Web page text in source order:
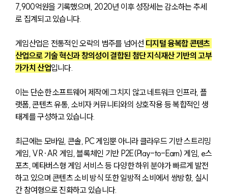
7,900억원을 기록했으며, 2020년 이후 성장세는 감소하는 추세
로 집계되고 있습니다.
게임산업은 전통적인 오락의 범주를 넘어선 디지털 융복합 콘텐츠
산업으로 기술 혁신과 창의성이 결합된 첨단 지식재산 기반의 고부
가가치 산업입니다.
이는 단순한 소프트웨어 제작에 그치지 않고 네트워크 인프라, 플
랫폼, 콘텐츠 유통, 소비자 커뮤니티와의 상호작용 등 복합적인 생
태계를 구성하고 있습니다.
최근에는 모바일, 콘솔, PC 게임뿐 아니라 클라우드 기반 스트리밍
게임, VR·AR 게임, 블록체인 기반 P2E(Play-to-Earn) 게임, e스
포츠, 메타버스형 게임 서비스 등 다양한 하위 분야가 빠르게 발전
하고 있으며 콘텐츠 소비 방식 또한 일방적 소비에서 쌍방향, 실시
간 참여형으로 진화하고 있습니다.